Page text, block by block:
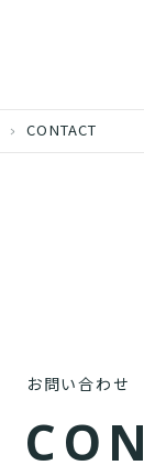
CONTACT
お問い合わせ
CO N